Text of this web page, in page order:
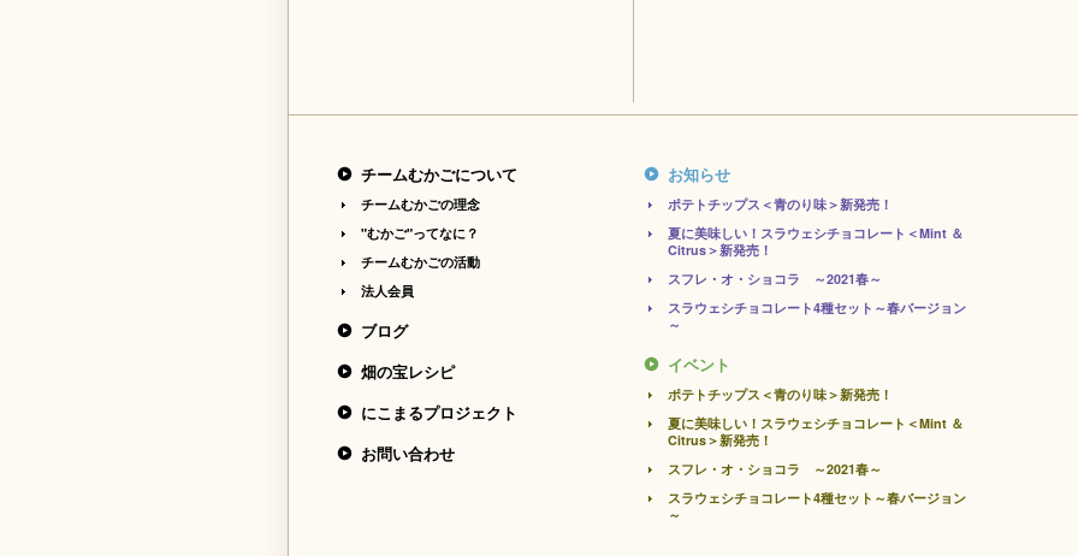
チームむかごについて
チームむかごの理念
"むかご"ってなに？
チームむかごの活動
法人会員
ブログ
畑の宝レシピ
にこまるプロジェクト
お問い合わせ
お知らせ
ポテトチップス＜青のり味＞新発売！
夏に美味しい！スラウェシチョコレート＜Mint ＆
Citrus＞新発売！
スフレ・オ・ショコラ ～2021春～
スラウェシチョコレート4種セット～春バージョン
～
イベント
ポテトチップス＜青のり味＞新発売！
夏に美味しい！スラウェシチョコレート＜Mint ＆
Citrus＞新発売！
スフレ・オ・ショコラ ～2021春～
スラウェシチョコレート4種セット～春バージョン
～